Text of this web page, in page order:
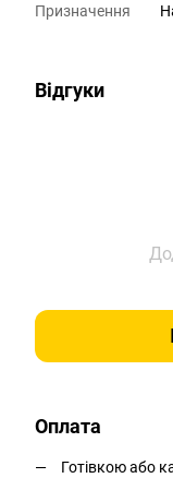
Призначення
Відгуки
Оплата
Готівкою або